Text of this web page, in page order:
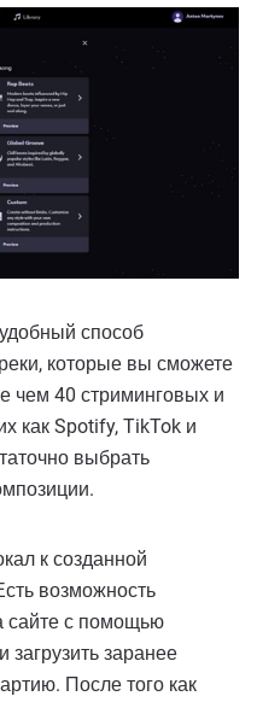
способ
которые вы сможете
чем 40 стриминговых и
как Spotify, TikTok и
выбрать
к созданной
возможность
сайте с помощью
загрузить заранее
После того как